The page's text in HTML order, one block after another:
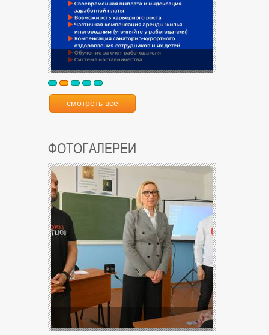
смотреть все
ФОТОГАЛЕРЕИ